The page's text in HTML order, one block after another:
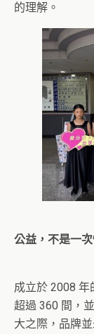
的理解。
公益，不是一
成立於 2008
超過 360 間，
大之際，品牌